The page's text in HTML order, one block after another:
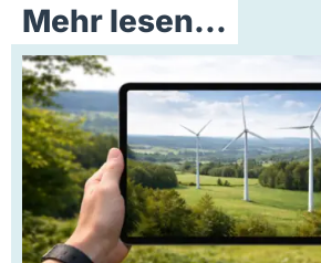
Mehr lesen...